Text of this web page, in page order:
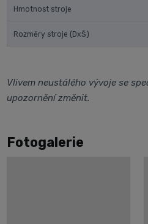
Hmotnost stroje
Rozměry stroje (DxŠ)
Vlivem neustálého vývoje se
upozornění změnit.
Fotogalerie